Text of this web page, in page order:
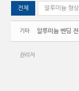
전체 알루미늄 형상
기타 알루미늄 벤딩
관리자